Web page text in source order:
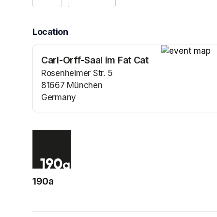
Location
Carl-Orff-Saal im Fat Cat
Rosenheimer Str. 5
81667 München
Germany
(opens in a new tab)
190a